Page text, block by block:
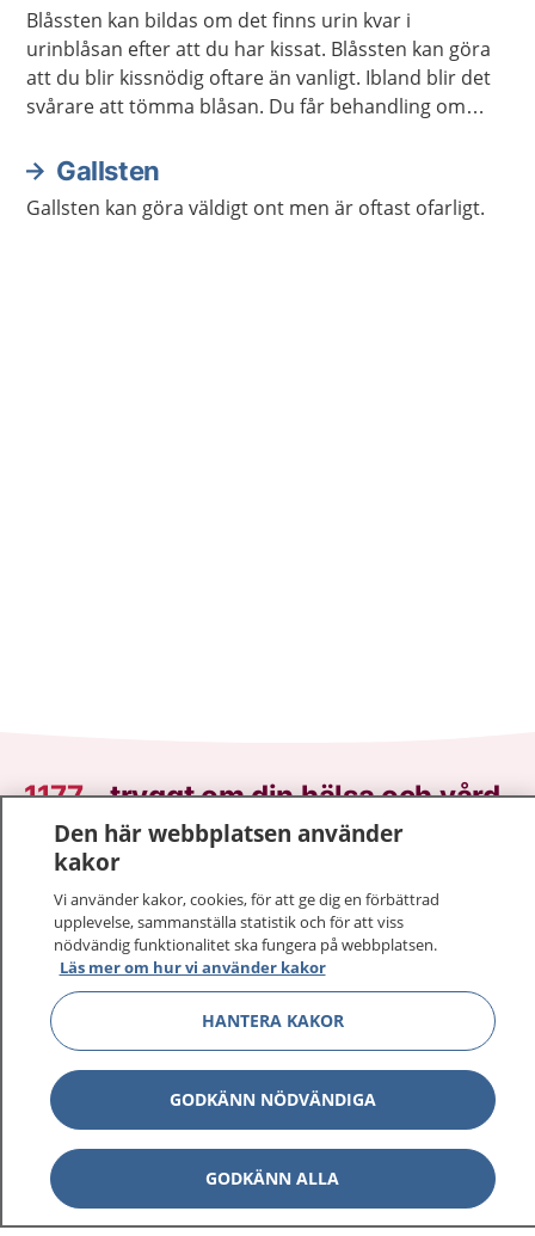
Blåssten kan bildas om det finns urin kvar i
urinblåsan efter att du har kissat. Blåssten kan göra
att du blir kissnödig oftare än vanligt. Ibland blir det
svårare att tömma blåsan. Du får behandling om
Gallsten
Gallsten kan göra väldigt ont men är oftast ofarligt.
1177–tryggt om din hälsa och vård
På 1177.se får du råd om hälsa och information om
Logga in för att läsa din journal och göra dina
vårdärenden. Ring telefonnummer 1177 för
sjukvårdsrådgivning dygnet runt.
1177 ger dig råd när du vill må bättre.
1177 på flera språk Visa
Om 1177 Visa
Den här webbplatsen använder
kakor
Vi använder kakor, cookies, för att ge dig en förbättrad
upplevelse, sammanställa statistik och för att viss
nödvändig funktionalitet ska fungera på webbplatsen.
Läs mer om hur vi använder kakor
HANTERA KAKOR
GODKÄNN NÖDVÄNDIGA
GODKÄNN ALLA